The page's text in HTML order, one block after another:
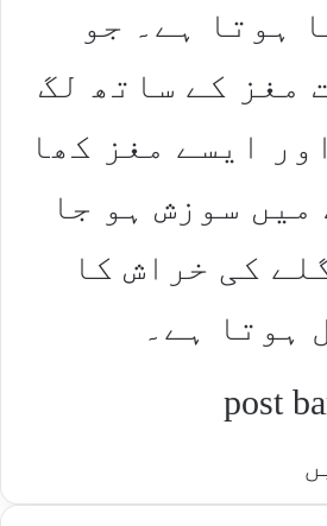
ہوتا ہے۔ جو
مغز کے ساتھ لگ
ایسے مغز کھا
میں سوزش ہو جا
کی خراش کا
ہوتا ہے۔